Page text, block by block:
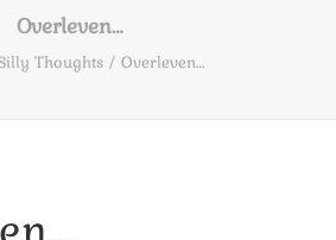
Overleven…
Thoughts Overleven…